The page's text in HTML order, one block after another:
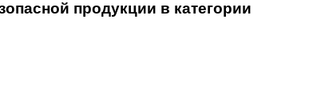
продукции в категории